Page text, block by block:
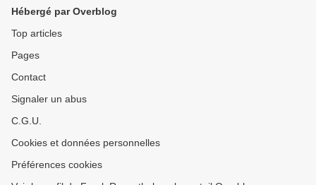
Hébergé par Overblog
Top articles
Pages
Contact
Signaler un abus
C.G.U.
Cookies et données personnelles
Préférences cookies